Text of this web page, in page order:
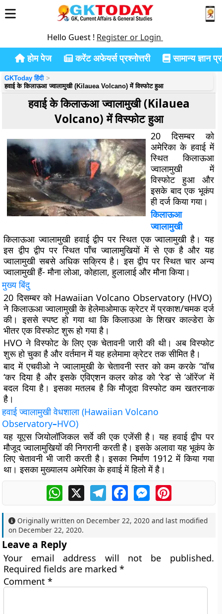
Hello Guest ! Register or Login
होम पेज करेंट अफेयर्स प्रश्नोत्तरी सामान्य ज्ञान
GKToday हिंदी
हवाई के किलाऊआ ज्वालामुखी (Kilauea Volcano) में विस्फोट हुआ
हवाई के किलाऊआ ज्वालामुखी (Kilauea
Volcano) में विस्फोट हुआ
20 दिसम्बर को
अमेरिका के हवाई में
स्थित किलाऊआ
ज्वालामुखी में
विस्फोट हुआ और
इसके बाद एक भूकंप
ही दर्ज किया गया।
किलाऊआ
ज्वालामुखी
किलाऊआ ज्वालामुखी हवाई द्वीप पर स्थित एक ज्वालामुखी है। यह
इस द्वीप द्वीप पर स्थित पाँच ज्वालामुखियों में से एक है और यह
ज्वालामुखी सबसे अधिक सक्रिय है। इस द्वीप पर स्थित चार अन्य
ज्वालामुखी हैं- मौना लोआ, कोहाला, हुलालाई और मौना किया।
मुख्य बिंदु
20 दिसम्बर को Hawaiian Volcano Observatory (HVO)
ने किलाऊआ ज्वालामुखी के हेलेमाओमाऊ क्रेटर में प्रकाश/चमक दर्ज
की। इससे स्पष्ट हो गया था कि किलाउआ के शिखर काल्डेरा के
भीतर एक विस्फोट शुरू हो गया है।
HVO ने विस्फोट के लिए एक चेतावनी जारी की थी। अब विस्फोट
शुरू हो चुका है और वर्तमान में यह हलेमामा क्रेटर तक सीमित है।
बाद में एचवीओ ने ज्वालामुखी के चेतावनी स्तर को कम करके “वॉच
‘कर दिया है और इसके एविएशन कलर कोड को ‘रेड’ से ‘ऑरेंज’ में
बदल दिया है। इसका मतलब है कि मौजूदा विस्फोट कम खतरनाक
है।
हवाई ज्वालामुखी वेधशाला (Hawaiian Volcano
Observatory–HVO)
यह यूएस जियोलॉजिकल सर्वे की एक एजेंसी है। यह हवाई द्वीप पर
मौजूद ज्वालामुखियों की निगरानी करती है। इसके अलावा यह भूकंप के
लिए चेतावनी भी जारी करती है। इसका निर्माण 1912 में किया गया
था। इसका मुख्यालय अमेरिका के हवाई में हिलो में है।
WhatsApp
X TelegramFacebookMessengerPinterest
Originally written on December 22, 2020 and last modified
on December 22, 2020.
Leave a Reply
Your email address will not be published.
Required fields are marked*
Comment*